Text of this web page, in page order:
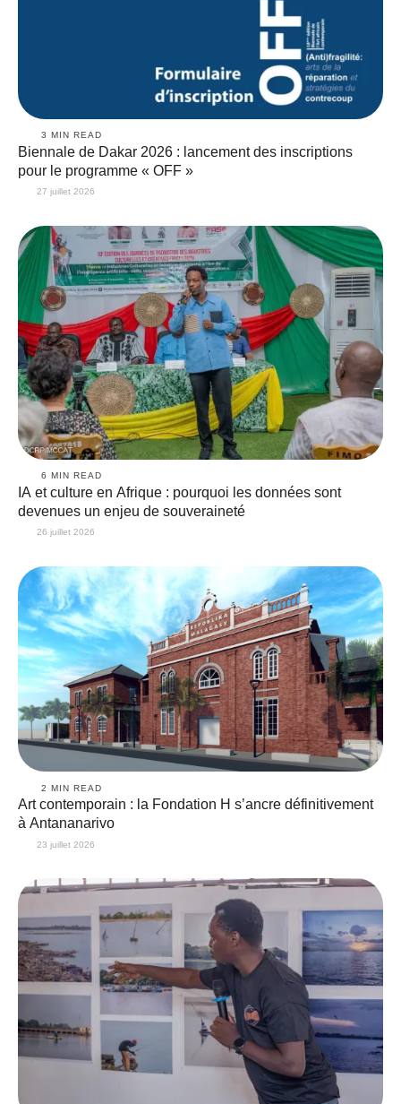
3 MIN READ
Biennale de Dakar 2026 : lancement des inscriptions
pour le programme « OFF »
27 juillet 2026
6 MIN READ
IA et culture en Afrique : pourquoi les données sont
devenues un enjeu de souveraineté
26 juillet 2026
2 MIN READ
Art contemporain : la Fondation H s’ancre définitivement
à Antananarivo
23 juillet 2026